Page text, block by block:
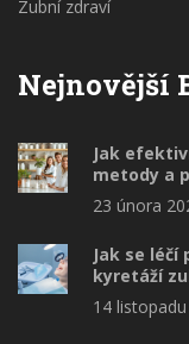
Zubní zdraví
Nejnovější
Jak
metody a
23 února
Jak se léčí
kyretáží
14